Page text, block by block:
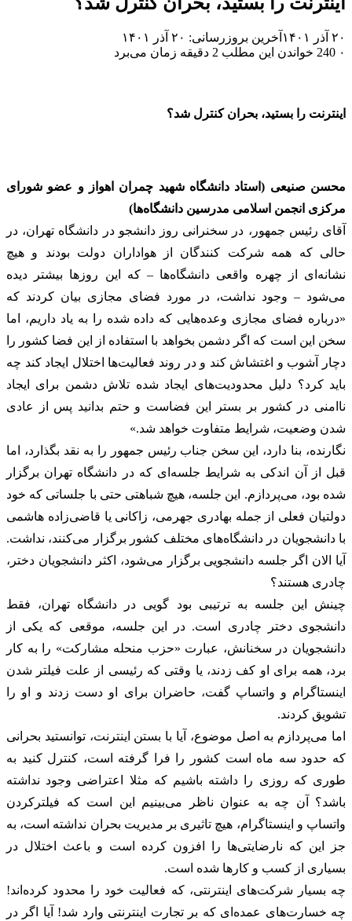
۲۰ آذر ۱۴۰۱
آخرین بروزرسانی: ۲۰ آذر ۱۴۰۱
۰
خواندن این مطلب 2 دقیقه زمان می‌برد
اینترنت را بستید، بحران کنترل شد؟
محسن صنیعی (استاد دانشگاه شهید چمران اهواز و عضو شورای
مرکزی انجمن اسلامی مدرسین دانشگاه‌ها)
آقای رئیس جمهور، در سخنرانی روز دانشجو در دانشگاه تهران، در
حالی که همه شرکت کنندگان از هواداران دولت بودند و هیچ
نشانه‌ای از چهره واقعی دانشگاه‌ها – که این روزها بیشتر دیده
می‌شود – وجود نداشت، در مورد فضای مجازی بیان کردند که
«درباره فضای مجازی وعده‌هایی که داده شده را به یاد داریم، اما
سخن این است که اگر دشمن بخواهد با استفاده از این فضا کشور را
دچار آشوب و اغتشاش کند و در روند فعالیت‌ها اختلال ایجاد کند چه
باید کرد؟ دلیل محدودیت‌های ایجاد شده تلاش دشمن برای ایجاد
ناامنی در کشور بر بستر این فضاست و حتم بدانید پس از عادی
شدن وضعیت، شرایط متفاوت خواهد شد.»
نگارنده، بنا دارد، این سخن جناب رئیس جمهور را به نقد بگذارد، اما
قبل از آن اندکی به شرایط جلسه‌ای که در دانشگاه تهران برگزار
شده بود، می‌پردازم. این جلسه، هیچ شباهتی حتی با جلساتی که خود
دولتیان فعلی از جمله بهادری جهرمی، زاکانی یا قاضی‌زاده هاشمی
با دانشجویان در دانشگاه‌های مختلف کشور برگزار می‌کنند، نداشت.
آیا الان اگر جلسه دانشجویی برگزار می‌شود، اکثر دانشجویان دختر،
چادری هستند؟
چینش این جلسه به ترتیبی بود گویی در دانشگاه تهران، فقط
دانشجوی دختر چادری است. در این جلسه، موقعی که یکی از
دانشجویان در سخنانش، عبارت «حزب منحله مشارکت» را به کار
برد، همه برای او کف زدند، یا وقتی که رئیسی از علت فیلتر شدن
اینستاگرام و واتساپ گفت، حاضران برای او دست زدند و او را
تشویق کردند.
اما می‌پردازم به اصل موضوع، آیا با بستن اینترنت، توانستید بحرانی
که حدود سه ماه است کشور را فرا گرفته است، کنترل کنید به
طوری که روزی را داشته باشیم که مثلا اعتراضی وجود نداشته
باشد؟ آن چه به عنوان ناظر می‌بینیم این است که فیلترکردن
واتساپ و اینستاگرام، هیچ تاثیری بر مدیریت بحران نداشته است، به
جز این که نارضایتی‌ها را افزون کرده است و باعث اختلال در
بسیاری از کسب و کارها شده است.
چه بسیار شرکت‌های اینترنتی، که فعالیت خود را محدود کرده‌اند!
چه خسارت‌های عمده‌ای که بر تجارت اینترنتی وارد شد! آیا اگر در